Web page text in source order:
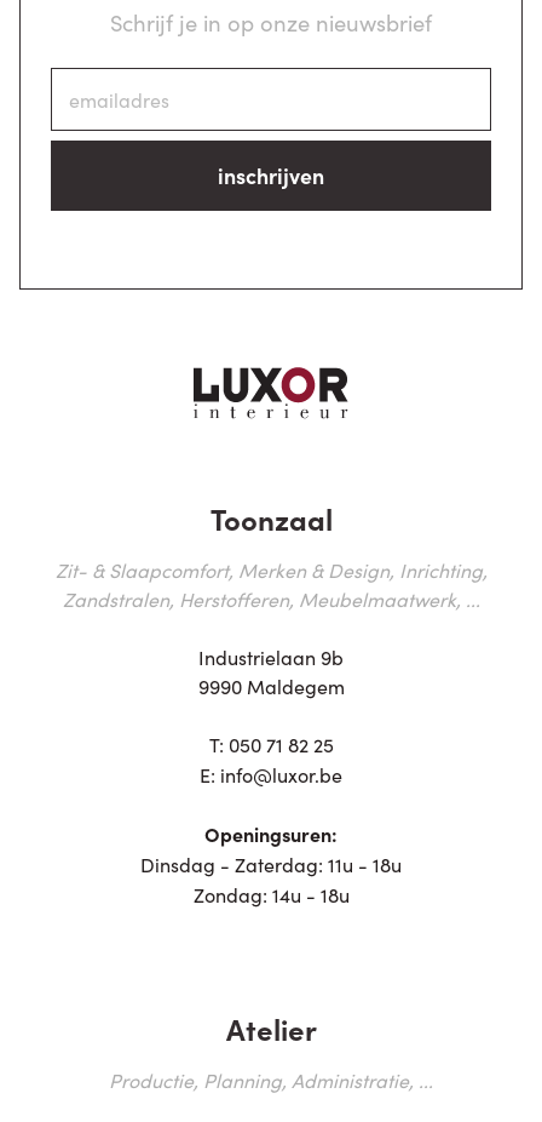
Schrijf je in op onze nieuwsbrief
inschrijven
Toonzaal
Zit- & Slaapcomfort, Merken & Design, Inrichting,
Zandstralen, Herstofferen, Meubelmaatwerk, ...
Industrielaan 9b
9990 Maldegem
T: 050 71 82 25
E: info@luxor.be
Openingsuren:
Dinsdag - Zaterdag: 11u - 18u
Zondag: 14u - 18u
Atelier
Productie, Planning, Administratie, ...